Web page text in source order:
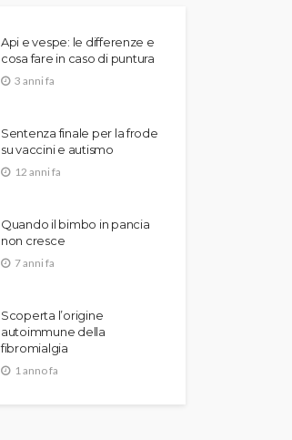
Api e vespe: le differenze e
cosa fare in caso di puntura
3 anni fa
Sentenza finale per la frode
su vaccini e autismo
12 anni fa
Quando il bimbo in pancia
non cresce
7 anni fa
Scoperta l’origine
autoimmune della
fibromialgia
1 anno fa